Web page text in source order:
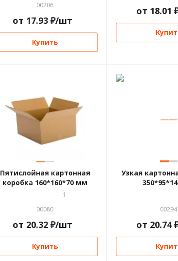
00206
от 17.93 ₽/шт
Купить
от 18.01
——
Пятислойная картонная
коробка 160*160*70 мм
1
00080
от 20.32 ₽/шт
Купить
——
Узкая
00294
от 20.74